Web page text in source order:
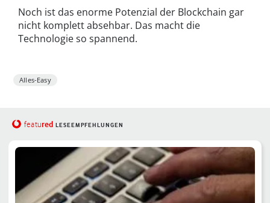
Noch ist das enorme Potenzial der Blockchain gar
nicht komplett absehbar. Das macht die
Technologie so spannend.
Alles-Easy
featured LESEEMPFEHLUNGEN